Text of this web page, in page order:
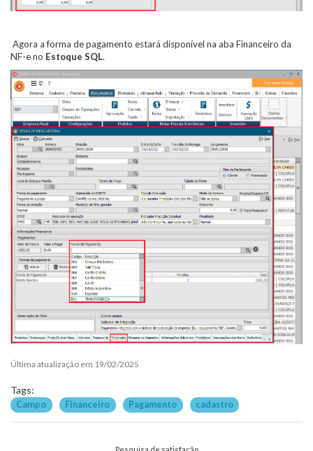
Agora a forma de pagamento estará disponível na aba Financeiro da
NF-e no Estoque SQL.
Última atualização em 19/02/2025
Tags:
Campo Financeiro Pagamento cadastro